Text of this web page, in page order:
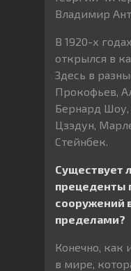
Владимир
В 1920-х
открылся в
Здесь в
Прокофьев,
Бернард
Цзэдун,
Стейнбек.
Существует
прецеденты
сооружений
пределами?
Конечно, как
в мире,